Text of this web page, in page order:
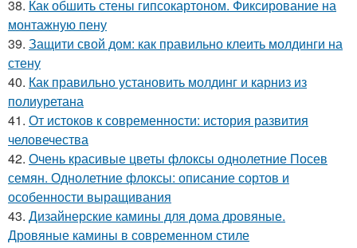
38. Как обшить стены гипсокартоном. Фиксирование на
монтажную пену
39. Защити свой дом: как правильно клеить молдинги на
стену
40. Как правильно установить молдинг и карниз из
полиуретана
41. От истоков к современности: история развития
человечества
42. Очень красивые цветы флоксы однолетние Посев
семян. Однолетние флоксы: описание сортов и
особенности выращивания
43. Дизайнерские камины для дома дровяные.
Дровяные камины в современном стиле